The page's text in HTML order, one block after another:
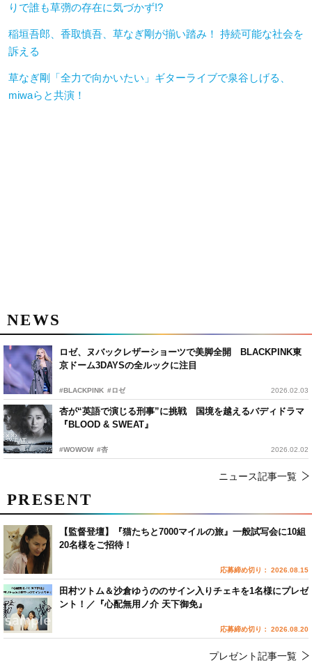
りで誰も草彅の存在に気づかず!?
稲垣吾郎、香取慎吾、草なぎ剛が揃い踏み！ 持続可能な社会を
訴える
草なぎ剛「全力で向かいたい」ギターライブで泉谷しげる、
miwaらと共演！
NEWS
ロゼ、ヌバックレザーショーツで美脚全開 BLACKPINK東
京ドーム3DAYSの全ルックに注目
#BLACKPINK #ロゼ 2026.02.03
杏が“英語で演じる刑事”に挑戦 国境を越えるバディドラマ
『BLOOD & SWEAT』
#WOWOW #杏 2026.02.02
ニュース記事一覧
PRESENT
【監督登壇】『猫たちと7000マイルの旅』一般試写会に10組
20名様をご招待！
応募締め切り： 2026.08.15
田村ツトム＆沙倉ゆうののサイン入りチェキを1名様にプレゼ
ント！／『心配無用ノ介 天下御免』
応募締め切り： 2026.08.20
プレゼント記事一覧